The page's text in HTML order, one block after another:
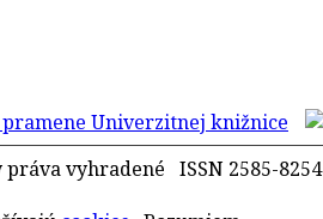
vyhradené ISSN 2585-8254